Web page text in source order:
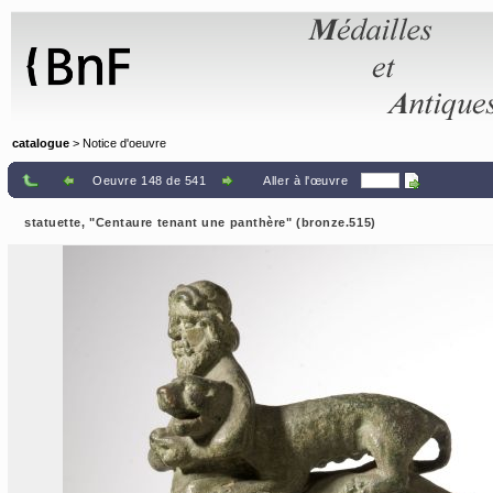
catalogue > Notice d'oeuvre
Oeuvre 148 de 541 Aller à l'œuvre
statuette, "Centaure tenant une panthère" (bronze.515)